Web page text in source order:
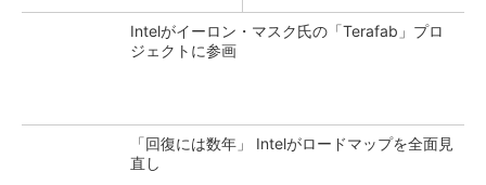
Intelがイーロン・マスク氏の「Terafab」プロ
ジェクトに参画
「回復には数年」 Intelがロードマップを全面見
直し